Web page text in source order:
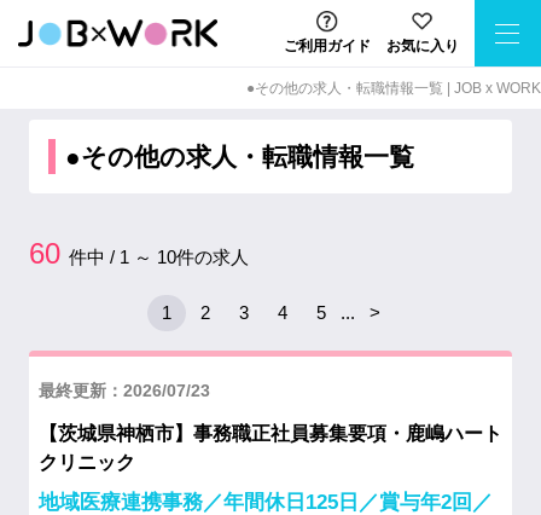
ご利用ガイド お気に入り
●その他の求⼈・転職情報⼀覧 | JOB x WORK
●その他の求人・転職情報一覧
60 件中 / 1 ～ 10件の求人
1 2 3 4 5 ... >
最終更新：2026/07/23
【茨城県神栖市】事務職正社員募集要項・鹿嶋ハート
クリニック
地域医療連携事務／年間休日125日／賞与年2回／